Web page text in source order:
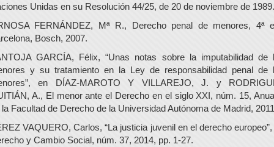
Unidas en su Resolución 44/25, de 20 de noviembre de 1989.
FERNÁNDEZ, Mª R., Derecho penal de menores, 4ª
Bosch, 2007.
GARCÍA, Félix, “Unas notas sobre la imputabilidad de
y su tratamiento en la Ley de responsabilidad penal de
en DÍAZ-MAROTO Y VILLAREJO, J. y
A., El menor ante el Derecho en el siglo XXI, núm. 15,
la Facultad de Derecho de la Universidad Autónoma de Madrid,
VAQUERO, Carlos, “La justicia juvenil en el derecho europeo”,
y Cambio Social, núm. 37, 2014, pp. 1-27.